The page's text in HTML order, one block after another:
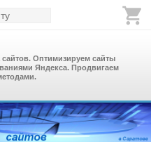
Оптимизируем сайты
Яндекса. Продвигаем